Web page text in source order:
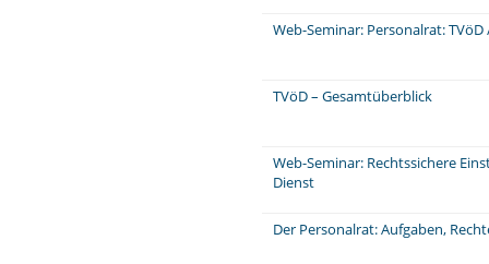
Web-Seminar: Personalrat:
TVöD – Gesamtüberblick
Web-Seminar: Rechtssichere
Dienst
Der Personalrat: Aufgaben,